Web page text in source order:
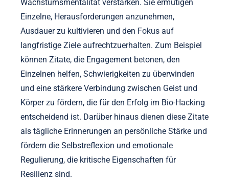
Wachstumsmentalität verstärken. Sie ermutigen
Einzelne, Herausforderungen anzunehmen,
Ausdauer zu kultivieren und den Fokus auf
langfristige Ziele aufrechtzuerhalten. Zum Beispiel
können Zitate, die Engagement betonen, den
Einzelnen helfen, Schwierigkeiten zu überwinden
und eine stärkere Verbindung zwischen Geist und
Körper zu fördern, die für den Erfolg im Bio-Hacking
entscheidend ist. Darüber hinaus dienen diese Zitate
als tägliche Erinnerungen an persönliche Stärke und
fördern die Selbstreflexion und emotionale
Regulierung, die kritische Eigenschaften für
Resilienz sind.